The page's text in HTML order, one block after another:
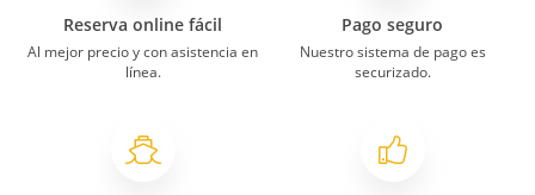
Reserva online fácil
Al mejor precio y con asistencia en
línea.
Pago seguro
Nuestro sistema de pago es
securizado.